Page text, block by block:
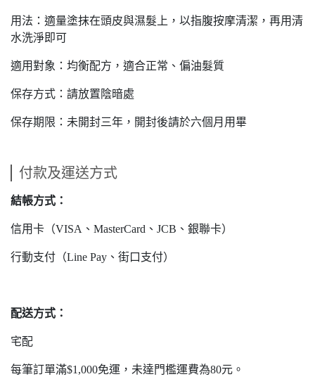
用法：適量塗抹在頭皮與濕髮上，以指腹按摩清潔，再用清
水洗淨即可
適用對象：均衡配方，適合正常、偏油髮質
保存方式：請放置陰暗處
保存期限：未開封三年，開封後請於六個月用畢
付款及運送方式
結帳方式：
信用卡（VISA、MasterCard、JCB、銀聯卡）
行動支付（Line Pay、街口支付）
配送方式：
宅配
每筆訂單滿$1,000免運，未達門檻運費為80元。